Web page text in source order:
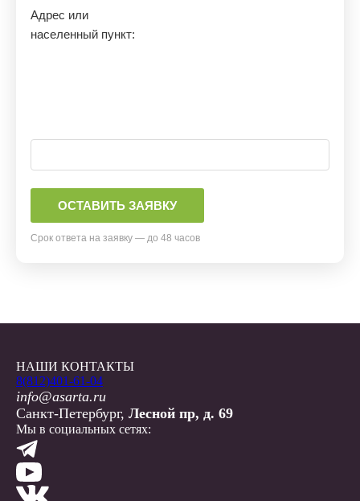
Адрес или
населенный пункт:
Срок ответа на заявку — до 48 часов
НАШИ КОНТАКТЫ
8(812)401-61-04
info@asarta.ru
Санкт-Петербург, Лесной пр, д. 69
Мы в социальных сетях: